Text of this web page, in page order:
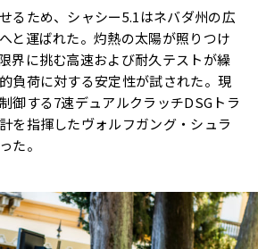
るため、シャシー5.1はネバダ州の広
と運ばれた。灼熱の太陽が照りつけ
界に挑む高速および耐久テストが繰
負荷に対する安定性が試された。現
御する7速デュアルクラッチDSGトラ
を指揮したヴォルフガング・シュラ
た。